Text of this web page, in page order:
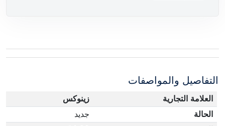
عبوته الأصلية. لاحظ أنه لا يمكن إرجاع المنتجات
وفي عبواتها الأصلية.
التفاصيل والمواصفات
العلامة التجارية
زينوكس
الحالة
جديد